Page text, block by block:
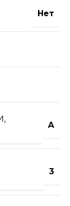
Нет
A
3